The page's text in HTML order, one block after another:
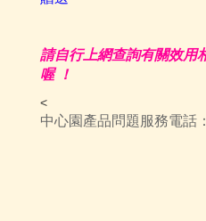
請自行上網查詢有關效用
喔 ！
<
中心園產品問題服務電話